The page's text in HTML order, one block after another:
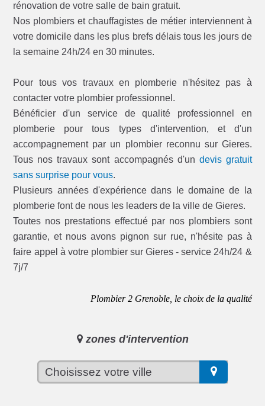
rénovation de votre salle de bain gratuit.
Nos plombiers et chauffagistes de métier interviennent à
votre domicile dans les plus brefs délais tous les jours de
la semaine 24h/24 en 30 minutes.
Pour tous vos travaux en plomberie n'hésitez pas à
contacter votre plombier professionnel.
Bénéficier d'un service de qualité professionnel en
plomberie pour tous types d'intervention, et d'un
accompagnement par un plombier reconnu sur Gieres.
Tous nos travaux sont accompagnés d'un devis gratuit
sans surprise pour vous.
Plusieurs années d'expérience dans le domaine de la
plomberie font de nous les leaders de la ville de Gieres.
Toutes nos prestations effectué par nos plombiers sont
garantie, et nous avons pignon sur rue, n'hésite pas à
faire appel à votre plombier sur Gieres - service 24h/24 &
7j/7
Plombier 2 Grenoble, le choix de la qualité
zones d'intervention